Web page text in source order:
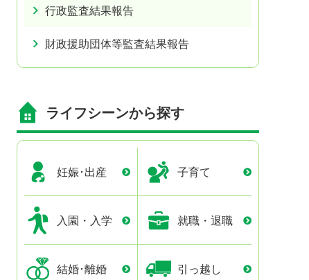
行政監査結果報告
財政援助団体等監査結果報告
ライフシーンから探す
妊娠･出産 子育て
入園・入学 就職・退職
結婚･離婚 引っ越し